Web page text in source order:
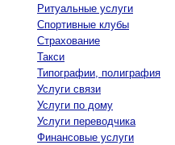
Ритуальные услуги
Спортивные клубы
Страхование
Такси
Типографии, полиграфия
Услуги связи
Услуги по дому
Услуги переводчика
Финансовые услуги